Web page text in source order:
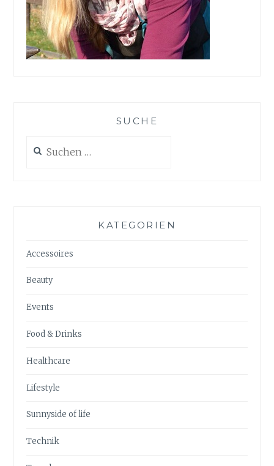
SUCHE
nach:
KATEGORIEN
Accessoires
Beauty
Events
Food & Drinks
Healthcare
Lifestyle
Sunnyside of life
Technik